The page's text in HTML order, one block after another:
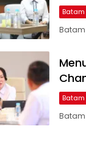
Batam
Batam
Batam
Batam